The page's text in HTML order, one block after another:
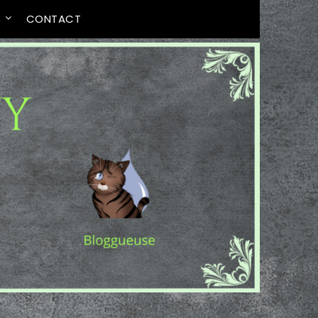
CONTACT